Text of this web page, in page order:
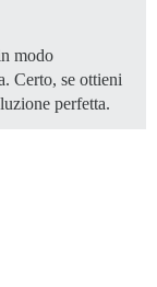
modo
Certo, se ottieni
perfetta.